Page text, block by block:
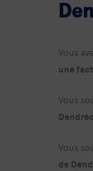
Vous
une
Vous
Dendréo
Vous
de